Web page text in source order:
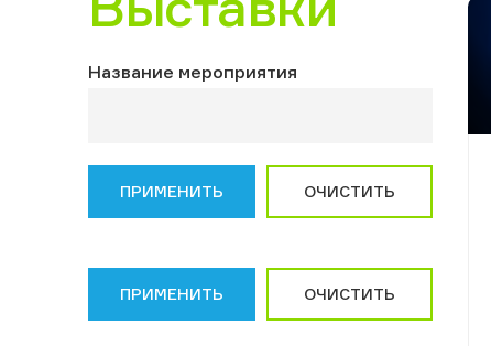
Название мероприятия
ПРИМЕНИТЬ ОЧИСТИТЬ
ПРИМЕНИТЬ ОЧИСТИТЬ